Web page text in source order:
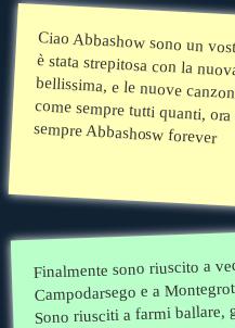
Ciao Abbashow sono un vostro grande fan, la serata
bellissima, e le nuove canzoni del repertorio
sempre Abbashosw forever
Finalmente sono riuscito a
Campodarsego e a
Sono riusciti a farmi ballare,